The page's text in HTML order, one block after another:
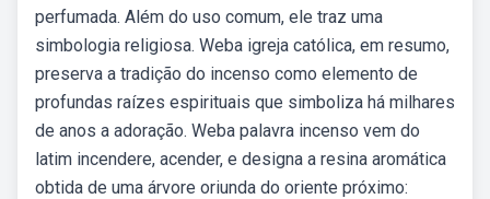
perfumada. Além do uso comum, ele traz uma
simbologia religiosa. Weba igreja católica, em resumo,
preserva a tradição do incenso como elemento de
profundas raízes espirituais que simboliza há milhares
de anos a adoração. Weba palavra incenso vem do
latim incendere, acender, e designa a resina aromática
obtida de uma árvore oriunda do oriente próximo: